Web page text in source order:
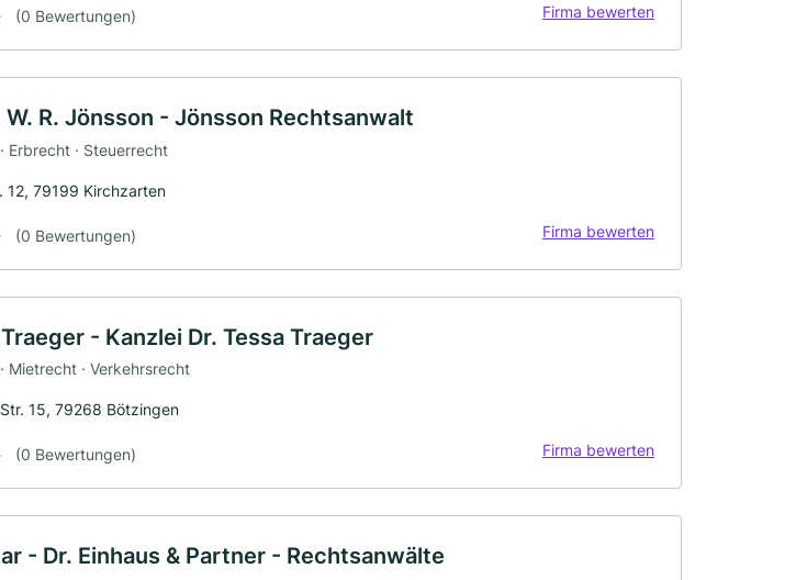
(0 Bewertungen) Firma bewerten
W. R. Jönsson - Jönsson Rechtsanwalt
Erbrecht · Steuerrecht
12, 79199 Kirchzarten
(0 Bewertungen) Firma bewerten
- Kanzlei Dr. Tessa Traeger
Mietrecht · Verkehrsrecht
15, 79268 Bötzingen
(0 Bewertungen) Firma bewerten
- Dr. Einhaus & Partner - Rechtsanwälte